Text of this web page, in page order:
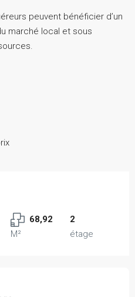
peuvent bénéficier d’un
marché local et sous
68,92
M²
2
étage